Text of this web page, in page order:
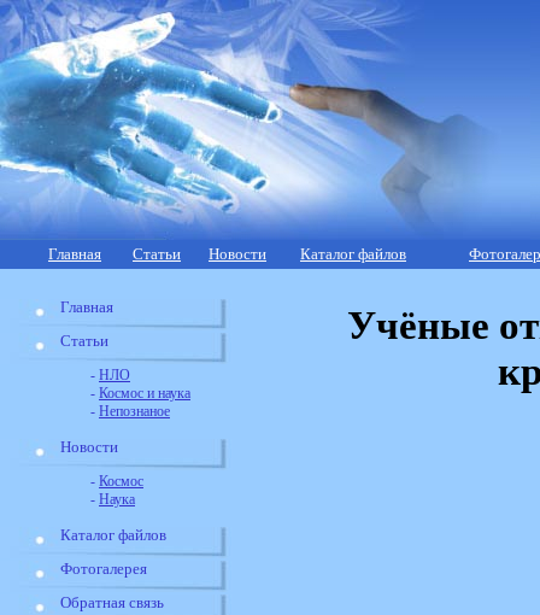
Главная Статьи Новости Каталог файлов
Главная
Статьи
- НЛО
- Космос и наука
- Непознаное
Новости
- Космос
- Наука
Каталог файлов
Фотогалерея
Обратная связь
Учёные